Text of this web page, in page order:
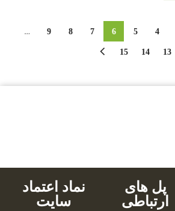
4
5
6
7
8
9
…
13
14
15
پل های
ارتباطی
نماد اعتماد
سایت